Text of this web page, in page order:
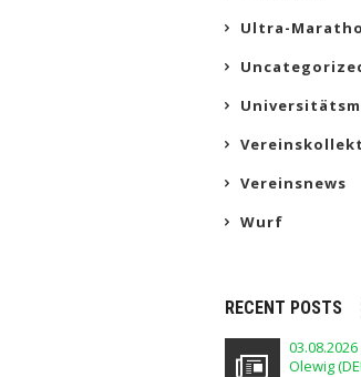
Ultra-
Vereinsnews
Wurf
RECENT POSTS
Olewig